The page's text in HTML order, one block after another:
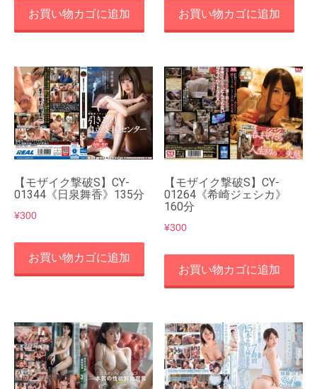
お買い物カゴに追加 お買い物カゴに追加
【モザイク撃破S】CY-
01344《日泉舞香》135分
¥300
お買い物カゴに追加
【モザイク撃破S】CY-
01264《希崎ジェシカ》
160分
¥300
お買い物カゴに追加